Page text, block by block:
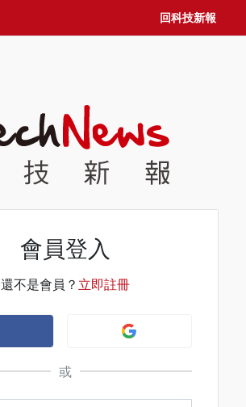
回科技新報
會員登入
還不是會員？ 立即註冊
或